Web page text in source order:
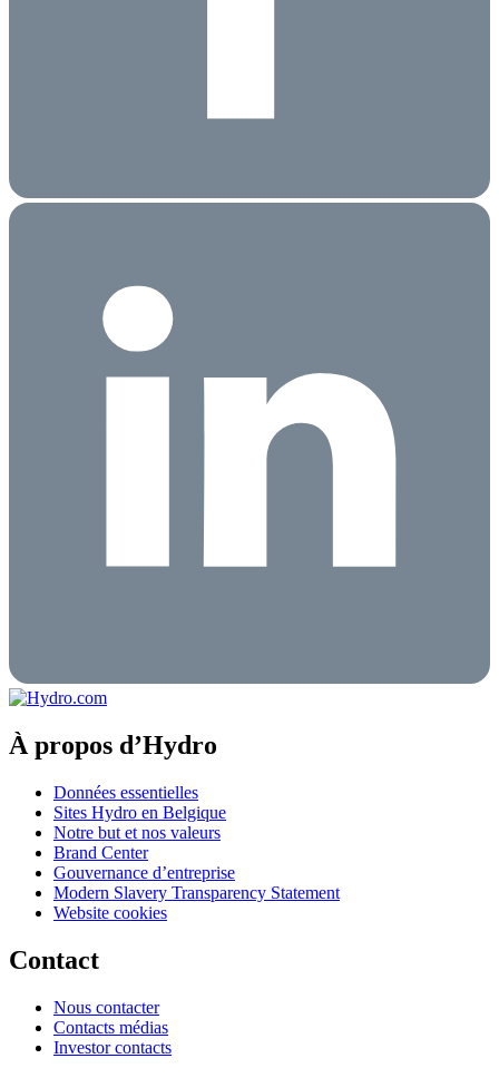
À propos d’Hydro
Données essentielles
Sites Hydro en Belgique
Notre but et nos valeurs
Brand Center
Gouvernance d’entreprise
Modern Slavery Transparency Statement
Website cookies
Contact
Nous contacter
Contacts médias
Investor contacts